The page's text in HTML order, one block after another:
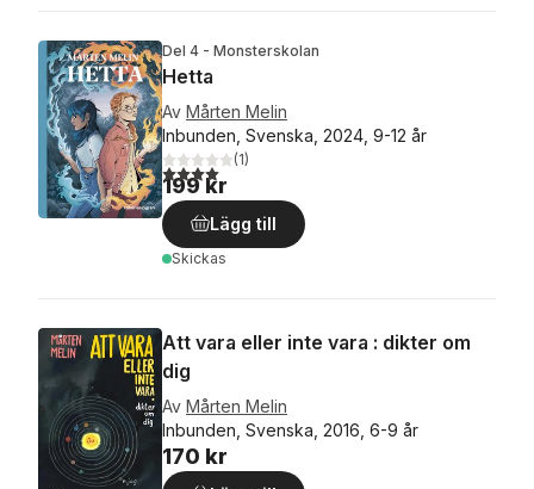
Del 4 - Monsterskolan
Hetta
Av Mårten Melin
Inbunden, Svenska, 2024, 9-12 år
4,0utav 5 stjärnor. Totalt antal röster:
(1)
199 kr
Lägg till
Skickas
Att vara eller inte vara : dikter om
dig
Av Mårten Melin
Inbunden, Svenska, 2016, 6-9 år
170 kr